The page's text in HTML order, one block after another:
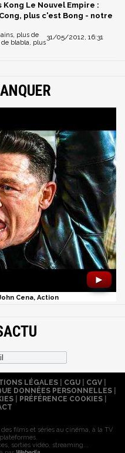
Kong Le Nouvel Empire :
plus c'est Bong - notre
31/05/2012, 16:31
plus de
de blabla, plus
►
Cena, Action
LÉGALES| CGU| CGV|
DONNÉES PERSONNELLES
PRÉFÉRENCE COOKIES
films et séries au cinéma, à la TV
sorties vidéo, streaming...